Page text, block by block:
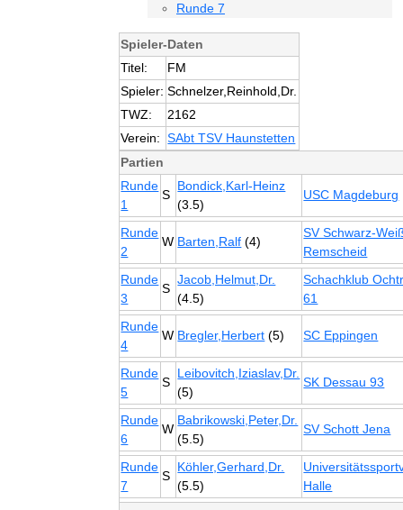
Runde 7
Spieler-Daten
Titel:
FM
Spieler: Schnelzer,Reinhold,Dr.
TWZ:
2162
Verein: SAbt TSV Haunstetten
Partien
Runde
1
S
Bondick,Karl-Heinz
(3.5)
USC Magdeburg
Runde
2
W Barten,Ralf (4)
SV Schwarz-
Remscheid
Runde
3
S
Jacob,Helmut,Dr.
(4.5)
Schachklub
61
Runde
4
W Bregler,Herbert (5) SC Eppingen
Runde
5
S
Leibovitch,Iziaslav,Dr.
(5)
SK Dessau 93
Runde
6
W
Babrikowski,Peter,Dr.
(5.5)
SV Schott Jena
Runde
7
S
Köhler,Gerhard,Dr.
(5.5)
Halle